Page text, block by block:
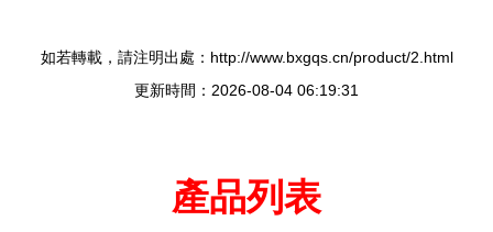
如若轉載，請注明出處：http://www.bxgqs.cn/product/2.html
更新時間：2026-08-04 06:19:31
產品列表